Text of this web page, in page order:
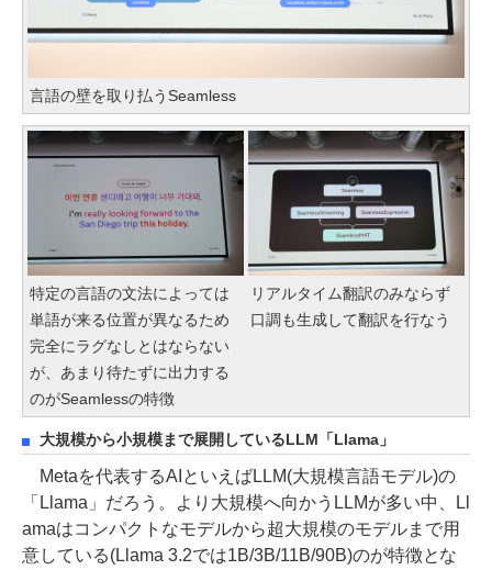
言語の壁を取り払うSeamless
特定の言語の文法によっては
単語が来る位置が異なるため
完全にラグなしとはならない
が、あまり待たずに出力する
のがSeamlessの特徴
リアルタイム翻訳のみならず
口調も生成して翻訳を行なう
大規模から小規模まで展開しているLLM「Llama」
Metaを代表するAIといえばLLM(大規模言語モデル)の
「Llama」だろう。より大規模へ向かうLLMが多い中、Ll
amaはコンパクトなモデルから超大規模のモデルまで用
意している(Llama 3.2では1B/3B/11B/90B)のが特徴とな